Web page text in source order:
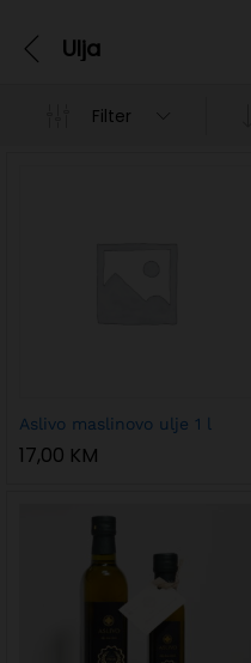
Ulja
Filter
Aslivo maslinovo ulje 1 l
17,00 KM